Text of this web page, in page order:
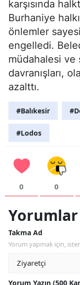
karşısında
Burhaniye
önlemler
engelledi.
müdahalesi
davranışları,
azalttı.
#Balıkesir
#Lodos
0 0
Yorumlar
Takma Ad
Yorum yapmak için,
Yorum Yazın (500